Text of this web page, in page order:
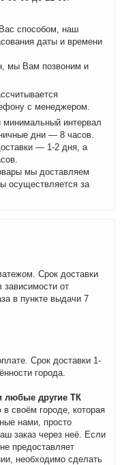
способом, наш
даты и времени
мы Вам позвоним и
с менеджером.
интервал
дни — 8 часов.
— 1-2 дня, а
мы доставляем
осуществляется за
Срок доставки
зависимости от
в пункте выдачи 7
Срок доставки 1-
города.
любые другие ТК
своём городе, которая
нами, просто
заказ через неё. Если
предоставляет
необходимо сделать